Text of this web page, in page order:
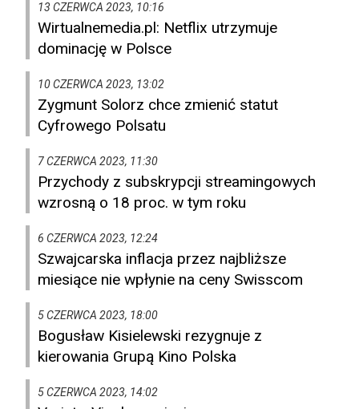
13 CZERWCA 2023, 10:16
Wirtualnemedia.pl: Netflix utrzymuje
dominację w Polsce
10 CZERWCA 2023, 13:02
Zygmunt Solorz chce zmienić statut
Cyfrowego Polsatu
7 CZERWCA 2023, 11:30
Przychody z subskrypcji streamingowych
wzrosną o 18 proc. w tym roku
6 CZERWCA 2023, 12:24
Szwajcarska inflacja przez najbliższe
miesiące nie wpłynie na ceny Swisscom
5 CZERWCA 2023, 18:00
Bogusław Kisielewski rezygnuje z
kierowania Grupą Kino Polska
5 CZERWCA 2023, 14:02